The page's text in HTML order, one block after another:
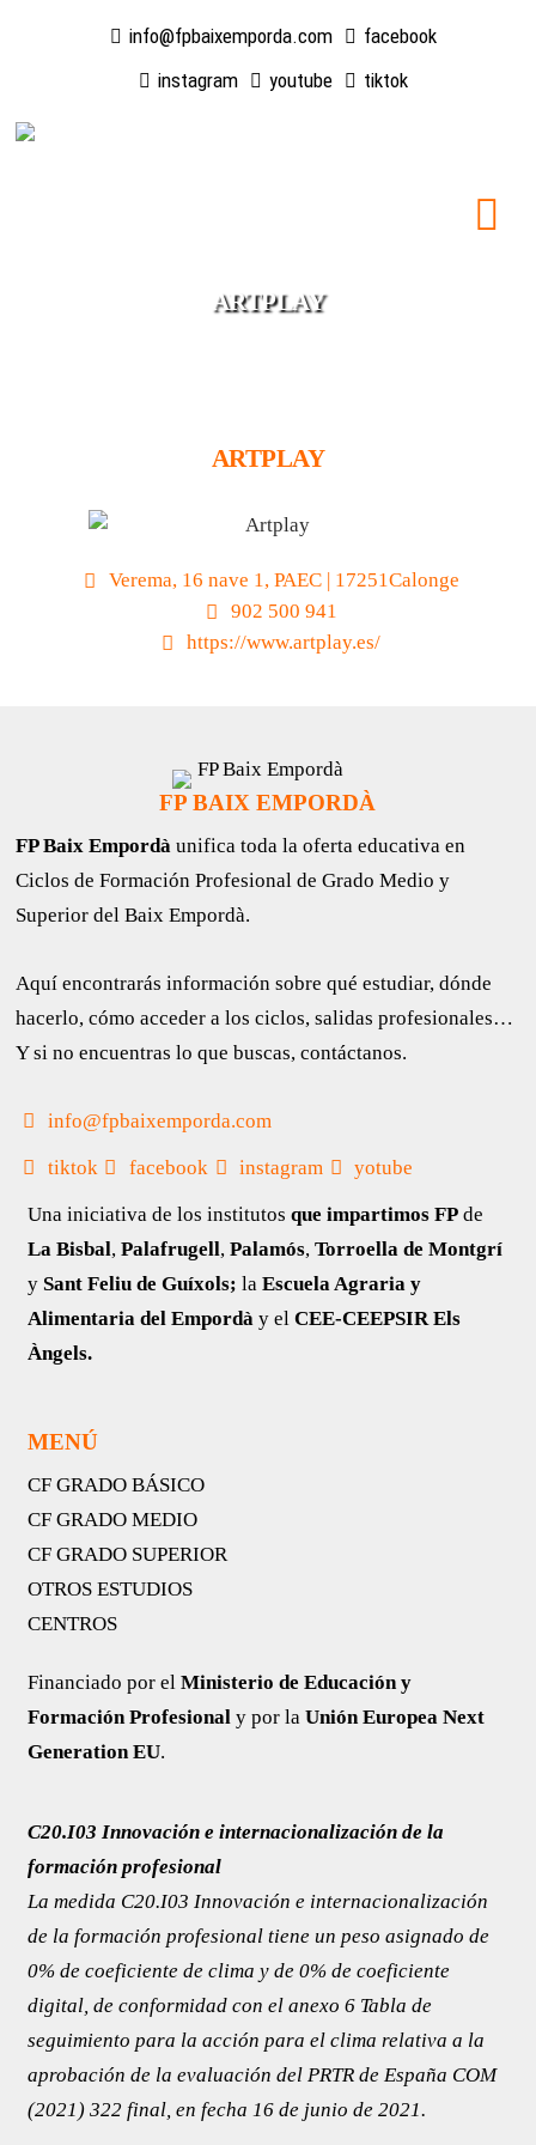
info@fpbaixemporda.com
facebook
instagram
youtube tiktok
ARTPLAY
ARTPLAY
Verema, 16 nave 1, PAEC | 17251Calonge
902 500 941
https://www.artplay.es/
FP BAIX EMPORDÀ
FP Baix Empordàunifica toda la oferta educativa en
Ciclos de Formación Profesional de Grado Medio y
Superior del Baix Empordà.
Aquí encontrarás información sobre qué estudiar, dónde
hacerlo, cómo acceder a los ciclos, salidas profesionales…
Y si no encuentras lo que buscas, contáctanos.
info@fpbaixemporda.com
tiktok facebook instagram yotube
Una iniciativa de los institutosque impartimos FP de
La Bisbal,Palafrugell,Palamós,Torroella de Montgrí
y Sant Feliu de Guíxols;la Escuela Agraria y
Alimentaria del Empordày el CEE-CEEPSIR Els
Àngels.
MENÚ
CF GRADO BÁSICO
CF GRADO MEDIO
CF GRADO SUPERIOR
OTROS ESTUDIOS
CENTROS
Financiado por elMinisterio de Educación y
Formación Profesional y por laUnión Europea Next
Generation EU.
C20.I03 Innovación e internacionalización de la
formación profesional
La medida C20.I03 Innovación e internacionalización
de la formación profesional tiene un peso asignado de
0% de coeficiente de clima y de 0% de coeficiente
digital, de conformidad con el anexo 6 ​​Tabla de
seguimiento para la acción para el clima relativa a la
aprobación de la evaluación del PRTR de España COM
(2021) 322 final, en fecha 16 de junio de 2021.